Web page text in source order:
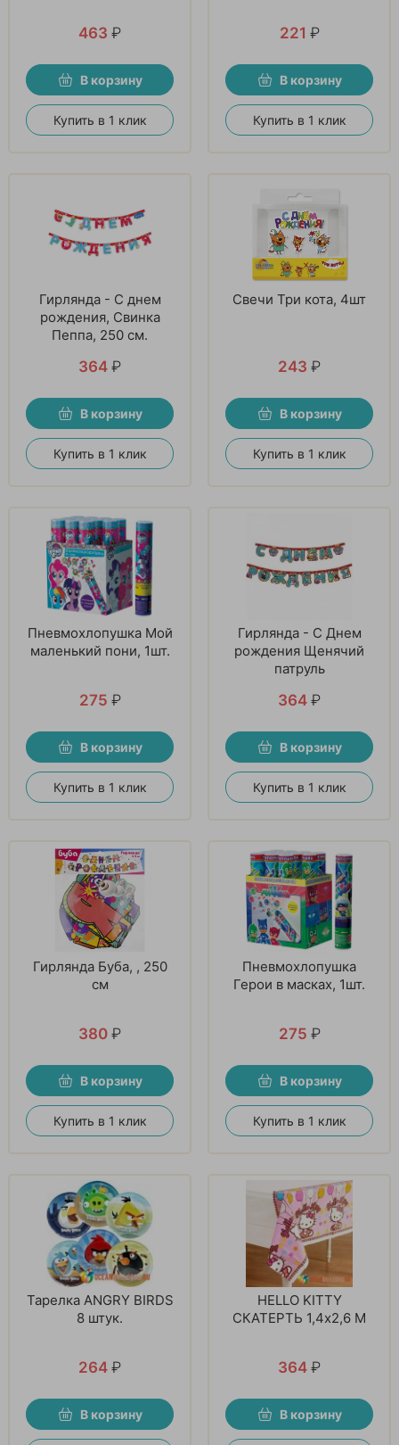
463 ₽
В корзину
Купить в 1 клик
221 ₽
В корзину
Купить в 1 клик
Гирлянда - С днем
рождения, Свинка
Пеппа, 250 см.
364 ₽
В корзину
Купить в 1 клик
Свечи Три кота, 4шт
243 ₽
В корзину
Купить в 1 клик
Пневмохлопушка Мой
маленький пони, 1шт.
275 ₽
В корзину
Купить в 1 клик
Гирлянда - С Днем
рождения Щенячий
патруль
364 ₽
В корзину
Купить в 1 клик
Гирлянда Буба, , 250
см
380 ₽
В корзину
Купить в 1 клик
Пневмохлопушка
Герои в масках, 1шт.
275 ₽
В корзину
Купить в 1 клик
Тарелка ANGRY BIRDS
8 штук.
264 ₽
В корзину
HELLO KITTY
СКАТЕРТЬ 1,4x2,6 М
364 ₽
В корзину